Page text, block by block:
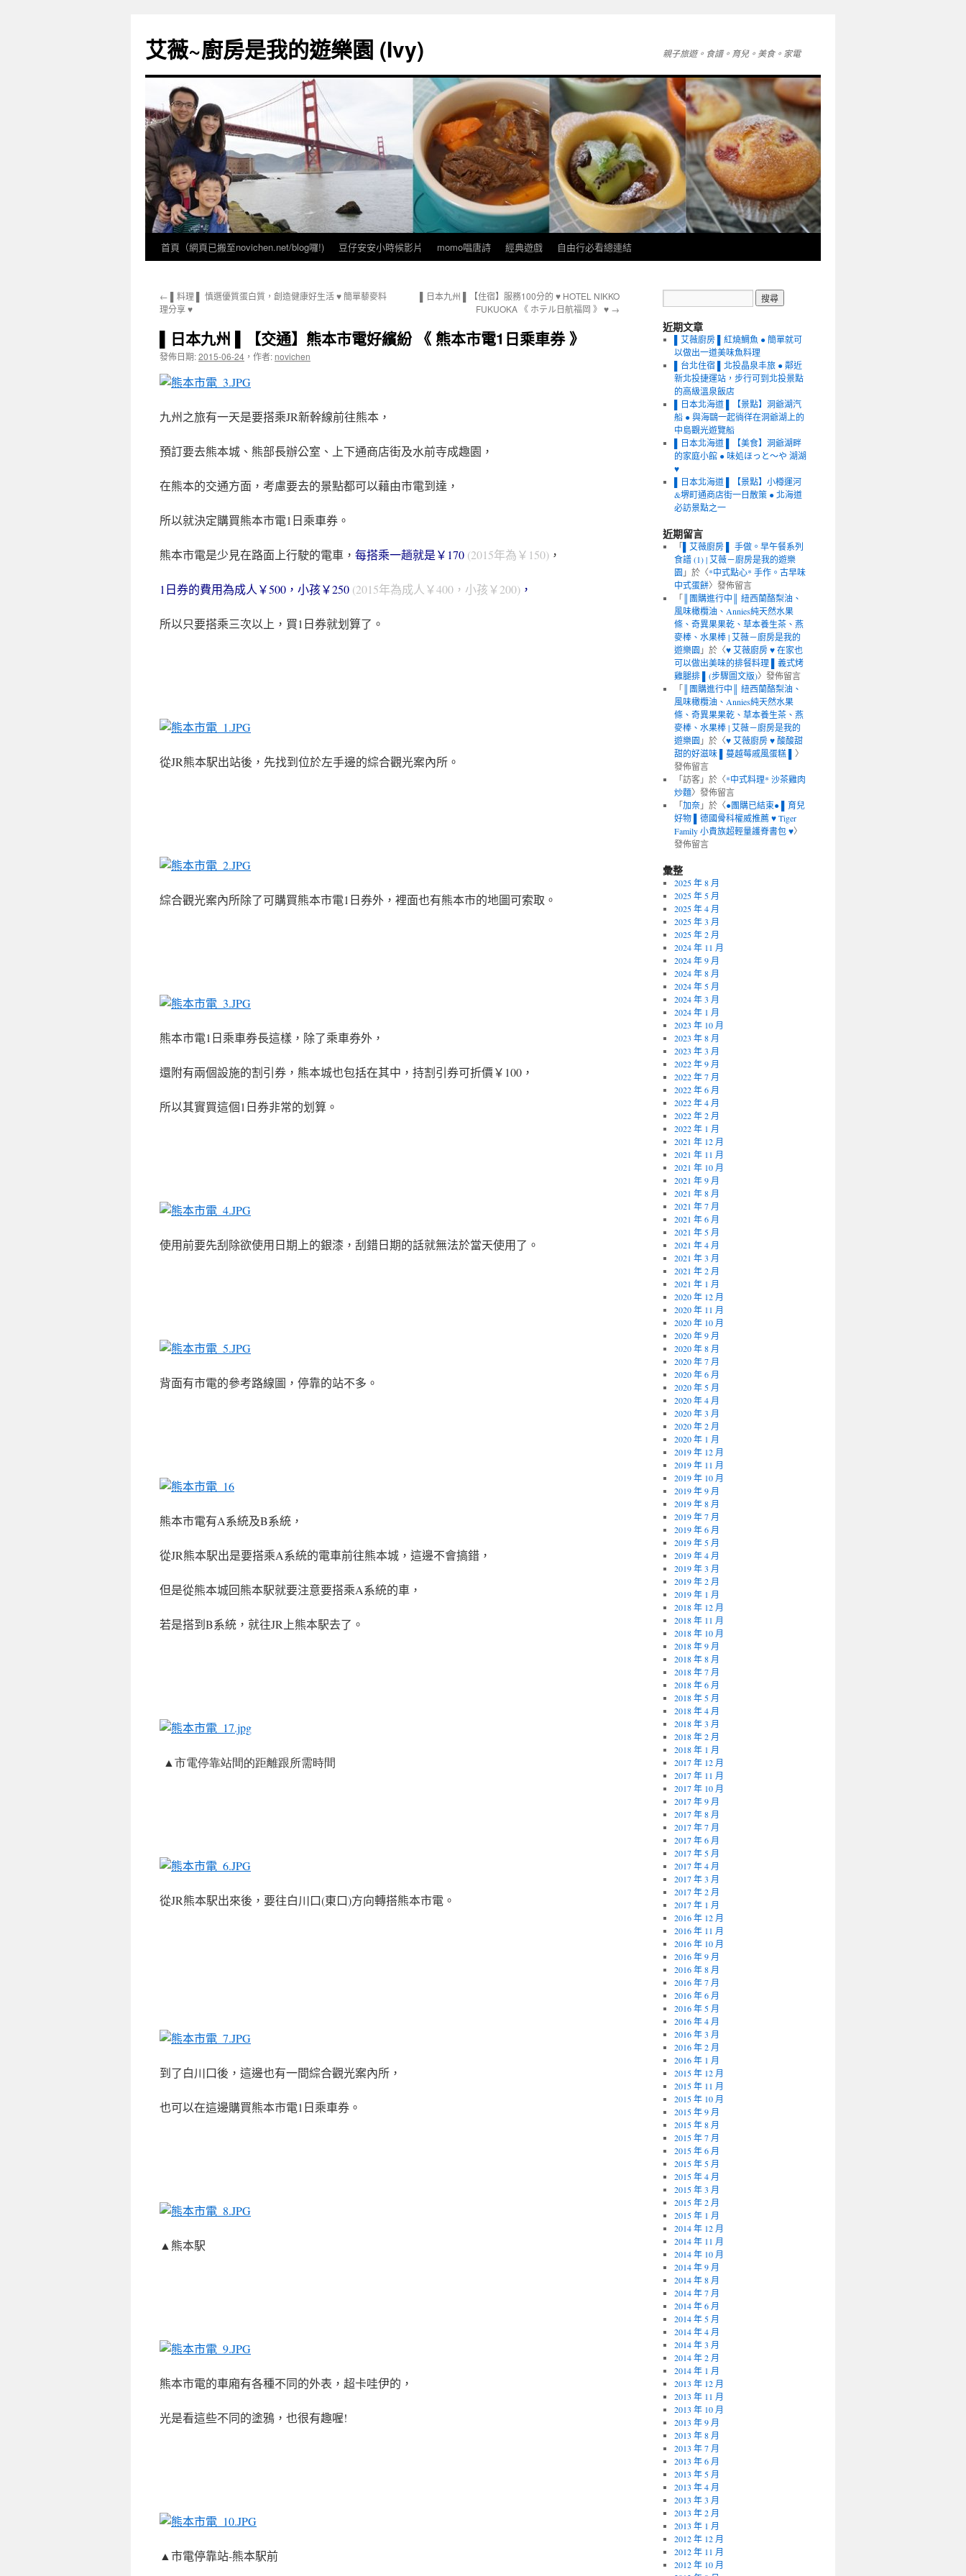
主
要
艾薇~廚房是我的遊樂園 (Ivy) 親子旅遊。食譜。育兒。美食。家電
首頁（網頁已搬至novichen.net/blog囉!) 豆仔安安小時候影片 momo唱唐詩 經典遊戲 自由行必看總連結
← ▌料理 ▌ 慎選優質蛋白質，創造健康好生活 ♥ 簡單藜麥料
理分享 ♥
▌日本九州 ▌【住宿】服務100分的 ♥ HOTEL NIKKO
FUKUOKA 《 ホテル日航福岡 》 ♥ →
▌日本九州 ▌【交通】熊本市電好繽紛 《 熊本市電1日乘車券 》
發佈日期:2015-06-24 ， 作者: novichen
九州之旅有一天是要搭乘JR新幹線前往熊本，
預訂要去熊本城、熊部長辦公室、上下通商店街及水前寺成趣園，
在熊本的交通方面，考慮要去的景點都可以藉由市電到達，
所以就決定購買熊本市電1日乘車券。
熊本市電是少見在路面上行駛的電車， 每搭乘一趟就是￥170 (2015年為￥150) ，
1 日券的費用為成人￥500，小孩￥250 (2015年為成人￥400，小孩￥200) ，
所以只要搭乘三次以上，買1日券就划算了。
從JR熊本駅出站後，先找到位於左手邊的綜合觀光案內所。
綜合觀光案內所除了可購買熊本市電1日券外，裡面也有熊本市的地圖可索取。
熊本市電1日乘車券長這樣，除了乘車券外，
還附有兩個設施的割引券，熊本城也包括在其中，持割引券可折價￥100，
所以其實買這個1日券非常的划算。
使用前要先刮除欲使用日期上的銀漆，刮錯日期的話就無法於當天使用了。
背面有市電的參考路線圖，停靠的站不多。
熊本市電有A系統及B系統，
從JR熊本駅出是要搭乘A系統的電車前往熊本城，這邊不會搞錯，
但是從熊本城回熊本駅就要注意要搭乘A系統的車，
若是搭到B系統 ，就往JR上熊本駅去了。
▲市電停靠站間的距離跟所需時間
從JR熊本駅出來後，要往白川口(東口)方向轉搭熊本市電。
到了白川口後，這邊也有一間綜合觀光案內所，
也可以在這邊購買熊本市電1日乘車券。
▲ 熊本駅
熊本市電的車廂有各種不同的外表，超卡哇伊的，
光是看這些不同的塗鴉，也很有趣喔!
▲市電停靠站-熊本駅前
近期文章
▌艾薇廚房 ▌紅燒鯛魚 ● 簡單就可
以做出一道美味魚料理
▌台北住宿 ▌北投晶泉丰旅 ● 鄰近
新北投捷運站，步行可到北投景點
的高級溫泉飯店
▌日本北海道 ▌【景點】洞爺湖汽
船 ● 與海鷗一起徜徉在洞爺湖上的
中島觀光遊覽船
▌日本北海道 ▌【美食】洞爺湖畔
的家庭小館 ● 味処ほっと～や 湖湖
♥
▌日本北海道 ▌【景點】小樽運河
&堺町通商店街一日散策 ● 北海道
必訪景點之一
近期留言
「▌艾薇廚房 ▌ 手做。早午餐系列
食譜 (1) | 艾薇－廚房是我的遊樂
園 」於〈*中式點心* 手作。古早味
中式蛋餅〉發佈留言
「║團購進行中║ 紐西蘭酪梨油、
風味橄欖油、Annies純天然水果
條、奇異果果乾、草本養生茶、燕
麥棒、水果棒 | 艾薇－廚房是我的
遊樂園 」於〈♥ 艾薇廚房 ♥ 在家也
可以做出美味的排餐料理 ▌義式烤
雞腿排 ▌(步驟圖文版)〉發佈留言
「║團購進行中║ 紐西蘭酪梨油、
風味橄欖油、Annies純天然水果
條、奇異果果乾、草本養生茶、燕
麥棒、水果棒 | 艾薇－廚房是我的
遊樂園 」於〈♥ 艾薇廚房 ♥ 酸酸甜
甜的好滋味 ▌蔓越莓戚風蛋糕 ▌ 〉
發佈留言
「訪客」於〈*中式料理* 沙茶雞肉
炒麵〉發佈留言
「加奈」於〈●團購已結束● ▌育兒
好物 ▌德國骨科權威推薦 ♥ Tiger
Family 小貴族超輕量護脊書包 ♥〉
發佈留言
彙整
2025 年 8 月
2025 年 5 月
2025 年 4 月
2025 年 3 月
2025 年 2 月
2024 年 11 月
2024 年 9 月
2024 年 8 月
2024 年 5 月
2024 年 3 月
2024 年 1 月
2023 年 10 月
2023 年 8 月
2023 年 3 月
2022 年 9 月
2022 年 7 月
2022 年 6 月
2022 年 4 月
2022 年 2 月
2022 年 1 月
2021 年 12 月
2021 年 11 月
2021 年 10 月
2021 年 9 月
2021 年 8 月
2021 年 7 月
2021 年 6 月
2021 年 5 月
2021 年 4 月
2021 年 3 月
2021 年 2 月
2021 年 1 月
2020 年 12 月
2020 年 11 月
2020 年 10 月
2020 年 9 月
2020 年 8 月
2020 年 7 月
2020 年 6 月
2020 年 5 月
2020 年 4 月
2020 年 3 月
2020 年 2 月
2020 年 1 月
2019 年 12 月
2019 年 11 月
2019 年 10 月
2019 年 9 月
2019 年 8 月
2019 年 7 月
2019 年 6 月
2019 年 5 月
2019 年 4 月
2019 年 3 月
2019 年 2 月
2019 年 1 月
2018 年 12 月
2018 年 11 月
2018 年 10 月
2018 年 9 月
2018 年 8 月
2018 年 7 月
2018 年 6 月
2018 年 5 月
2018 年 4 月
2018 年 3 月
2018 年 2 月
2018 年 1 月
2017 年 12 月
2017 年 11 月
2017 年 10 月
2017 年 9 月
2017 年 8 月
2017 年 7 月
2017 年 6 月
2017 年 5 月
2017 年 4 月
2017 年 3 月
2017 年 2 月
2017 年 1 月
2016 年 12 月
2016 年 11 月
2016 年 10 月
2016 年 9 月
2016 年 8 月
2016 年 7 月
2016 年 6 月
2016 年 5 月
2016 年 4 月
2016 年 3 月
2016 年 2 月
2016 年 1 月
2015 年 12 月
2015 年 11 月
2015 年 10 月
2015 年 9 月
2015 年 8 月
2015 年 7 月
2015 年 6 月
2015 年 5 月
2015 年 4 月
2015 年 3 月
2015 年 2 月
2015 年 1 月
2014 年 12 月
2014 年 11 月
2014 年 10 月
2014 年 9 月
2014 年 8 月
2014 年 7 月
2014 年 6 月
2014 年 5 月
2014 年 4 月
2014 年 3 月
2014 年 2 月
2014 年 1 月
2013 年 12 月
2013 年 11 月
2013 年 10 月
2013 年 9 月
2013 年 8 月
2013 年 7 月
2013 年 6 月
2013 年 5 月
2013 年 4 月
2013 年 3 月
2013 年 2 月
2013 年 1 月
2012 年 12 月
2012 年 11 月
2012 年 10 月